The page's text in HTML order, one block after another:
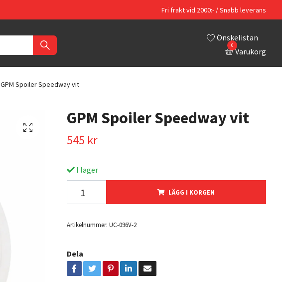
Fri frakt vid 2000:- / Snabb leverans
Önskelistan
0
Varukorg
GPM Spoiler Speedway vit
GPM Spoiler Speedway vit
545 kr
I lager
LÄGG I KORGEN
Artikelnummer: UC-096V-2
Dela